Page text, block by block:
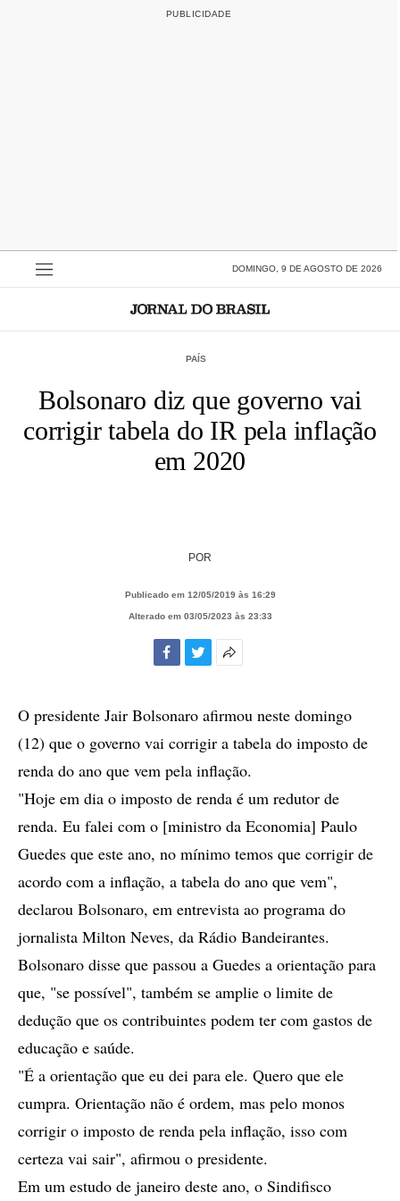
DOMINGO, 9 DE AGOSTO DE 2026
PAÍS
Bolsonaro diz que governo vai
corrigir tabela do IR pela inflação
em 2020
POR
Publicado em 12/05/2019 às 16:29
Alterado em 03/05/2023 às 23:33
compartilhamento
O presidente Jair Bolsonaro afirmou neste domingo
(12) que o governo vai corrigir a tabela do imposto de
renda do ano que vem pela inflação.
"Hoje em dia o imposto de renda é um redutor de
renda. Eu falei com o [ministro da Economia] Paulo
Guedes que este ano, no mínimo temos que corrigir de
acordo com a inflação, a tabela do ano que vem",
declarou Bolsonaro, em entrevista ao programa do
jornalista Milton Neves, da Rádio Bandeirantes.
Bolsonaro disse que passou a Guedes a orientação para
que, "se possível", também se amplie o limite de
dedução que os contribuintes podem ter com gastos de
educação e saúde.
"É a orientação que eu dei para ele. Quero que ele
cumpra. Orientação não é ordem, mas pelo monos
corrigir o imposto de renda pela inflação, isso com
certeza vai sair", afirmou o presidente.
Em um estudo de janeiro deste ano, o Sindifisco